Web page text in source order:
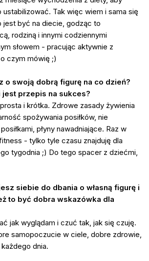
Tak więc wiem i sama się
jest być na diecie, godząc to
rodziną i innymi codziennymi
słowem - pracując aktywnie z
czym mówię ;)
o swoją dobrą figurę na co dzień?
jest przepis na sukces?
i krótka. Zdrowe zasady żywienia
spożywania posiłków, nie
płyny nawadniające. Raz w
- tylko tyle czasu znajduję dla
tygodnia ;) Do tego spacer z dziećmi,
siebie do dbania o własną figurę i
to być dobra wskazówka dla
jak wyglądam i czuć tak, jak się czuję.
samopoczucie w ciele, dobre zdrowie,
dnia.